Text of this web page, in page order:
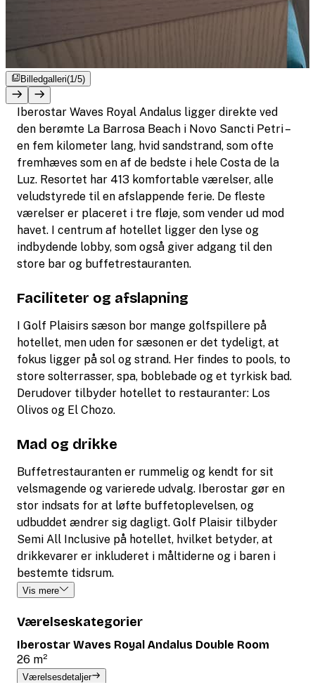
Billedgalleri(1/5)
Iberostar Waves Royal Andalus ligger direkte ved
den berømte La Barrosa Beach i Novo Sancti Petri –
en fem kilometer lang, hvid sandstrand, som ofte
fremhæves som en af de bedste i hele Costa de la
Luz. Resortet har 413 komfortable værelser, alle
veludstyrede til en afslappende ferie. De fleste
værelser er placeret i tre fløje, som vender ud mod
havet. I centrum af hotellet ligger den lyse og
indbydende lobby, som også giver adgang til den
store bar og buffetrestauranten.
Faciliteter og afslapning
I Golf Plaisirs sæson bor mange golfspillere på
hotellet, men uden for sæsonen er det tydeligt, at
fokus ligger på sol og strand. Her findes to pools, to
store solterrasser, spa, boblebade og et tyrkisk bad.
Derudover tilbyder hotellet to restauranter: Los
Olivos og El Chozo.
Mad og drikke
Buffetrestauranten er rummelig og kendt for sit
velsmagende og varierede udvalg. Iberostar gør en
stor indsats for at løfte buffetoplevelsen, og
udbuddet ændrer sig dagligt. Golf Plaisir tilbyder
Semi All Inclusive på hotellet, hvilket betyder, at
drikkevarer er inkluderet i måltiderne og i baren i
bestemte tidsrum.
Vis mere
Værelseskategorier
Iberostar Waves Royal Andalus Double Room
26 m²
Værelsesdetaljer